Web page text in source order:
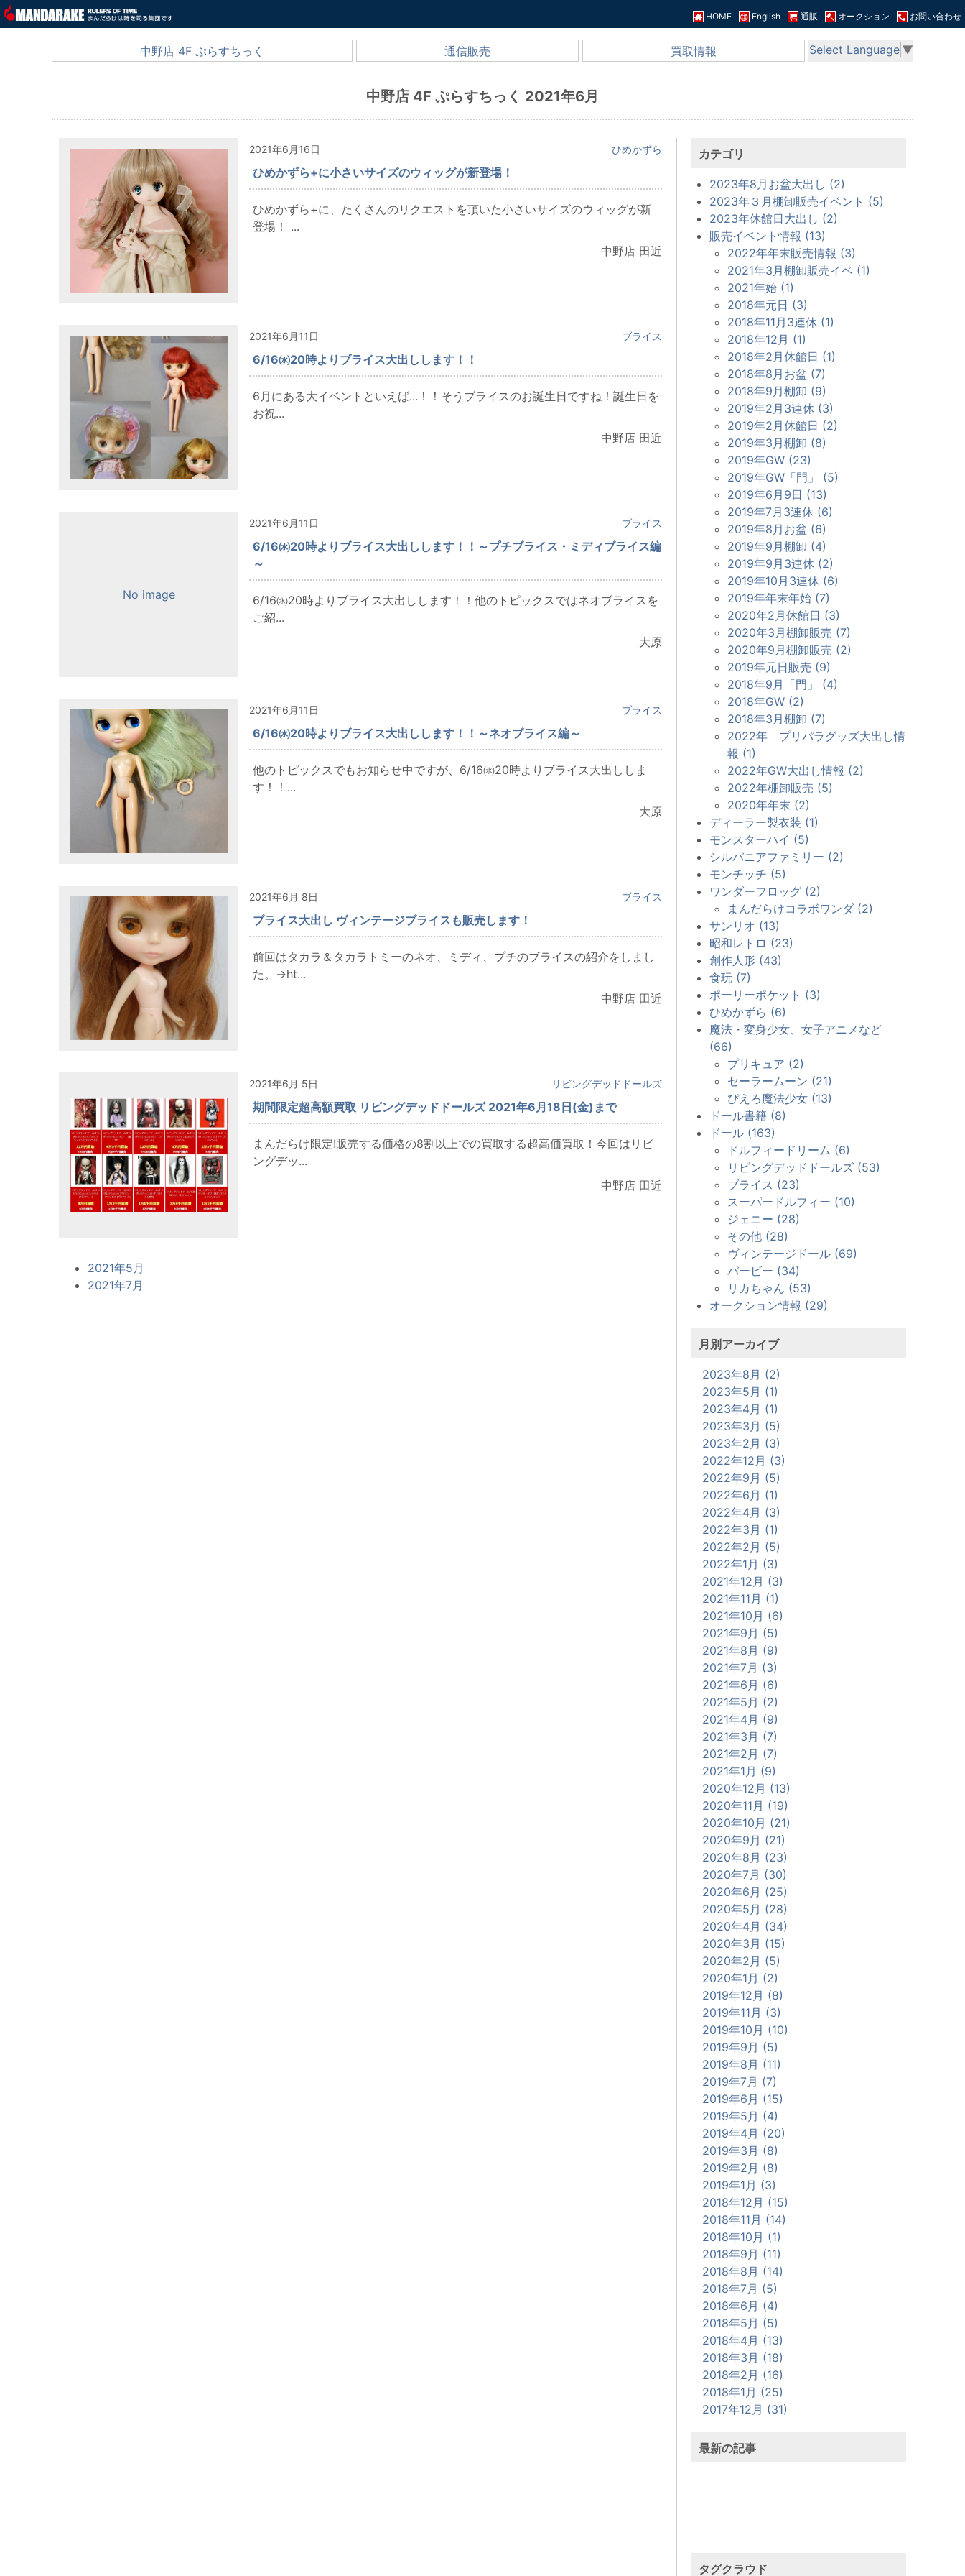
HOME English 通販 オークション お問い合わせ
中野店 4F ぷらすちっく 通信販売 買取情報 Select Language ▼
中野店 4F ぷらすちっく 2021年6月
2021年6月16日 ひめかずら
ひめかずら+に小さいサイズのウィッグが新登場！
ひめかずら+に、たくさんのリクエストを頂いた小さいサイズのウィッグが新
登場！ ...
中野店 田近
2021年6月11日 ブライス
6/16㈬20時よりブライス大出しします！！
6月にある大イベントといえば...！！そうブライスのお誕生日ですね！誕生日を
お祝...
中野店 田近
No image
2021年6月11日 ブライス
6/16㈬20時よりブライス大出しします！！～プチブライス・ミディブライス編
～
6/16㈬20時よりブライス大出しします！！他のトピックスではネオブライスを
ご紹...
大原
2021年6月11日 ブライス
6/16㈬20時よりブライス大出しします！！～ネオブライス編～
他のトピックスでもお知らせ中ですが、6/16㈬20時よりブライス大出ししま
す！！...
大原
2021年6月 8日 ブライス
ブライス大出し ヴィンテージブライスも販売します！
前回はタカラ＆タカラトミーのネオ、ミディ、プチのブライスの紹介をしまし
た。→ht...
中野店 田近
2021年6月 5日 リビングデッドドールズ
期間限定超高額買取 リビングデッドドールズ 2021年6月18日(金)まで
まんだらけ限定!販売する価格の8割以上での買取する超高価買取！今回はリビ
ングデッ...
中野店 田近
2021年5月
2021年7月
カテゴリ
2023年8月お盆大出し (2)
2023年３月棚卸販売イベント (5)
2023年休館日大出し (2)
販売イベント情報 (13)
2022年年末販売情報 (3)
2021年3月棚卸販売イベ (1)
2021年始 (1)
2018年元日 (3)
2018年11月3連休 (1)
2018年12月 (1)
2018年2月休館日 (1)
2018年8月お盆 (7)
2018年9月棚卸 (9)
2019年2月3連休 (3)
2019年2月休館日 (2)
2019年3月棚卸 (8)
2019年GW (23)
2019年GW「門」 (5)
2019年6月9日 (13)
2019年7月3連休 (6)
2019年8月お盆 (6)
2019年9月棚卸 (4)
2019年9月3連休 (2)
2019年10月3連休 (6)
2019年年末年始 (7)
2020年2月休館日 (3)
2020年3月棚卸販売 (7)
2020年9月棚卸販売 (2)
2019年元日販売 (9)
2018年9月「門」 (4)
2018年GW (2)
2018年3月棚卸 (7)
2022年 プリパラグッズ大出し情
報 (1)
2022年GW大出し情報 (2)
2022年棚卸販売 (5)
2020年年末 (2)
ディーラー製衣装 (1)
モンスターハイ (5)
シルバニアファミリー (2)
モンチッチ (5)
ワンダーフロッグ (2)
まんだらけコラボワンダ (2)
サンリオ (13)
昭和レトロ (23)
創作人形 (43)
食玩 (7)
ポーリーポケット (3)
ひめかずら (6)
魔法・変身少女、女子アニメなど
(66)
プリキュア (2)
セーラームーン (21)
ぴえろ魔法少女 (13)
ドール書籍 (8)
ドール (163)
ドルフィードリーム (6)
リビングデッドドールズ (53)
ブライス (23)
スーパードルフィー (10)
ジェニー (28)
その他 (28)
ヴィンテージドール (69)
バービー (34)
リカちゃん (53)
オークション情報 (29)
月別アーカイブ
2023年8月 (2)
2023年5月 (1)
2023年4月 (1)
2023年3月 (5)
2023年2月 (3)
2022年12月 (3)
2022年9月 (5)
2022年6月 (1)
2022年4月 (3)
2022年3月 (1)
2022年2月 (5)
2022年1月 (3)
2021年12月 (3)
2021年11月 (1)
2021年10月 (6)
2021年9月 (5)
2021年8月 (9)
2021年7月 (3)
2021年6月 (6)
2021年5月 (2)
2021年4月 (9)
2021年3月 (7)
2021年2月 (7)
2021年1月 (9)
2020年12月 (13)
2020年11月 (19)
2020年10月 (21)
2020年9月 (21)
2020年8月 (23)
2020年7月 (30)
2020年6月 (25)
2020年5月 (28)
2020年4月 (34)
2020年3月 (15)
2020年2月 (5)
2020年1月 (2)
2019年12月 (8)
2019年11月 (3)
2019年10月 (10)
2019年9月 (5)
2019年8月 (11)
2019年7月 (7)
2019年6月 (15)
2019年5月 (4)
2019年4月 (20)
2019年3月 (8)
2019年2月 (8)
2019年1月 (3)
2018年12月 (15)
2018年11月 (14)
2018年10月 (1)
2018年9月 (11)
2018年8月 (14)
2018年7月 (5)
2018年6月 (4)
2018年5月 (5)
2018年4月 (13)
2018年3月 (18)
2018年2月 (16)
2018年1月 (25)
2017年12月 (31)
最新の記事
タグクラウド